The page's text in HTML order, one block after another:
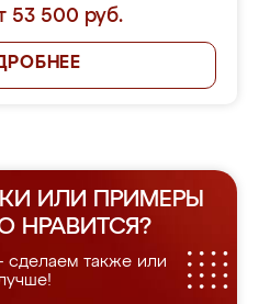
53 500 руб.
ИЛИ ПРИМЕРЫ
НРАВИТСЯ?
сделаем также или